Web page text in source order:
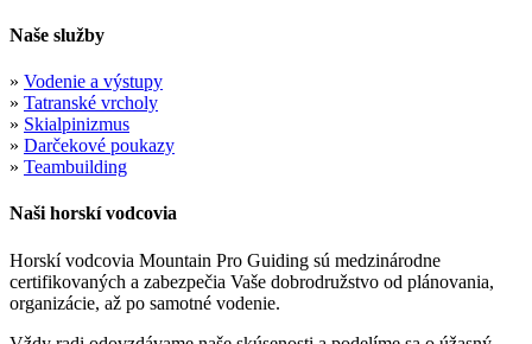
Naše služby
» Vodenie a výstupy
» Tatranské vrcholy
» Skialpinizmus
» Darčekové poukazy
» Teambuilding
Naši horskí vodcovia
Horskí vodcovia Mountain Pro Guiding sú medzinárodne
certifikovaných a zabezpečia Vaše dobrodružstvo od plánovania,
organizácie, až po samotné vodenie.